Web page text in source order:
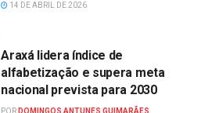
14 DE ABRIL DE 2026
Araxá lidera índice de
alfabetização e supera meta
nacional prevista para 2030
POR DOMINGOS ANTUNES GUIMARÃES